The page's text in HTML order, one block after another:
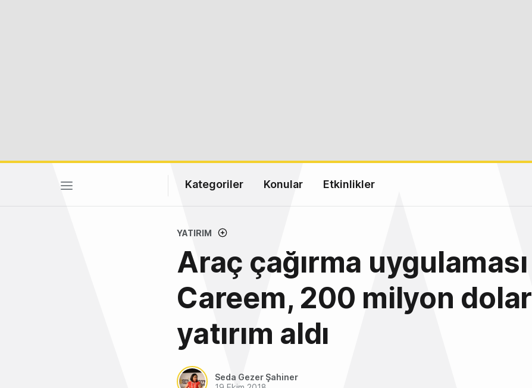
Kategoriler Konular Etkinlikler
YATIRIM
Araç çağırma uygulaması
Careem, 200 milyon dolar
yatırım aldı
Seda Gezer Şahiner